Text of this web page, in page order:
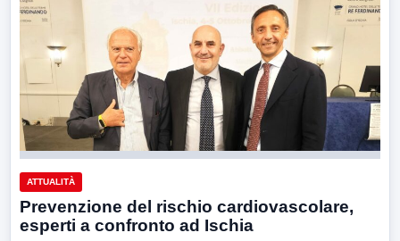
ATTUALITÀ
Prevenzione del rischio cardiovascolare,
esperti a confronto ad Ischia